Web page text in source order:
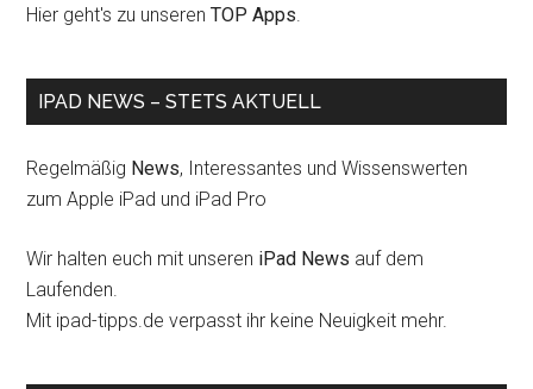
Hier geht's zu unserenTOP Apps.
IPAD NEWS – STETS AKTUELL
Regelmäßig News, Interessantes und Wissenswerten
zum Apple iPad und iPad Pro
Wir halten euch mit unseren iPad News auf dem
Laufenden.
Mit ipad-tipps.de verpasst ihr keine Neuigkeit mehr.